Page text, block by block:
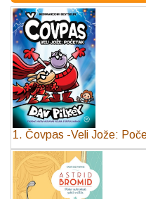
1. Čovpas -Veli Jože: